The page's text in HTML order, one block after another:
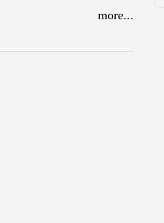
料，建議作為事業單
完整性方面，目前資
發展擴張方面，可持
危害。針對不同暴露
式作為擴張。同時，
斷與改善建議結論，
使用上，未來可依據
more...